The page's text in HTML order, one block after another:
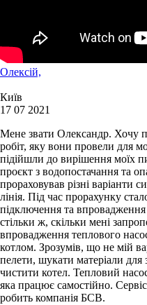
Олексій,
Київ
17 07 2021
Мене звати Олександр. Хочу
робіт, яку вони провели для
підійшли до вирішення моїх
проєкт з водопостачання та
прораховував різні варіанти
лінія. Під час прорахунку
підключення та
стільки ж, скільки мені
впровадження теплового
котлом. Зрозумів, що не мій
пелети, шукати матеріали для
чистити котел. Тепловий
яка працює самостійно.
робить компанія БСВ.